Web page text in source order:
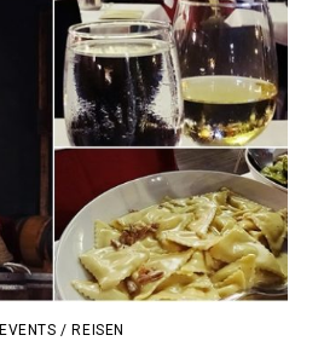
EVENTS / REISEN